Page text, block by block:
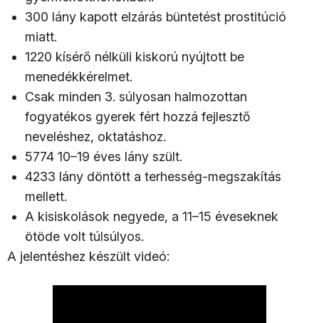
300 lány kapott elzárás büntetést prostitúció
miatt.
1220 kísérő nélküli kiskorú nyújtott be
menedékkérelmet.
Csak minden 3. súlyosan halmozottan
fogyatékos gyerek fért hozzá fejlesztő
neveléshez, oktatáshoz.
5774 10–19 éves lány szült.
4233 lány döntött a terhesség-megszakítás
mellett.
A kisiskolások negyede, a 11–15 éveseknek
ötöde volt túlsúlyos.
A jelentéshez készült videó: